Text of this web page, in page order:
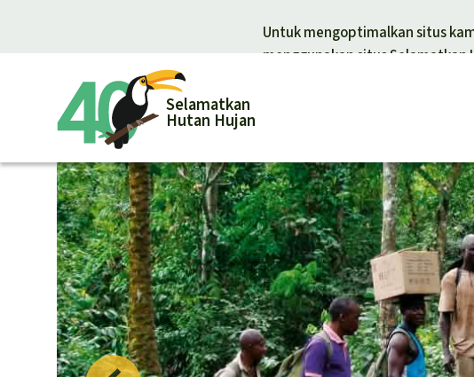
Untuk mengoptimalkan situs
menggunakan situs Selamatkan
Selamatkan
Hutan Hujan
Donasi umum
Donasi untuk tema
Pelindungan hewan
Hutan hujan
Pembela hutan hujan